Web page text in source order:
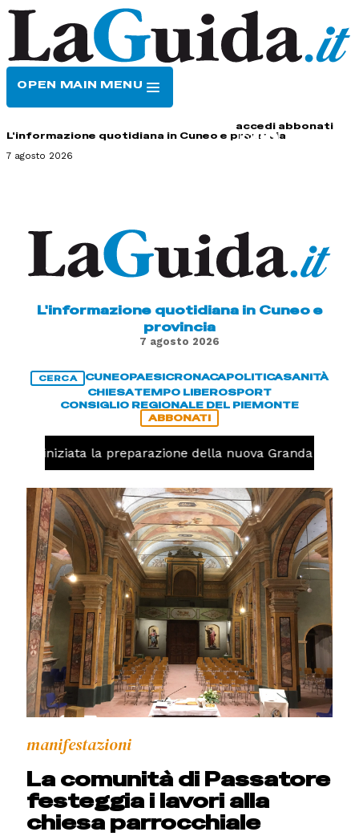
OPEN MAIN MENU
accedi abbonati
L'informazione quotidiana in Cuneo e provincia
7 agosto 2026
L'informazione quotidiana in Cuneo e
provincia
7 agosto 2026
CERCA CUNEOPAESICRONACAPOLITICASANITÀ
CHIESATEMPO LIBEROSPORT
CONSIGLIO REGIONALE DEL PIEMONTE
ABBONATI
iniziata la preparazione della nuova Granda Volley
manifestazioni
La comunità di Passatore
festeggia i lavori alla
chiesa parrocchiale